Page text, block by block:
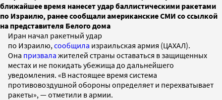
ближайшее время нанесет удар баллистическими ракетами
по Израилю, ранее сообщали американские СМИ со ссылкой
на представителя Белого дома
Иран начал ракетный удар
по Израилю, сообщила израильская армия (ЦАХАЛ).
Она призвала жителей страны оставаться в защищенных
местах и не покидать убежища до дальнейшего
уведомления. «В настоящее время система
противовоздушной обороны определяет и перехватывает
ракеты», — отметили в армии.